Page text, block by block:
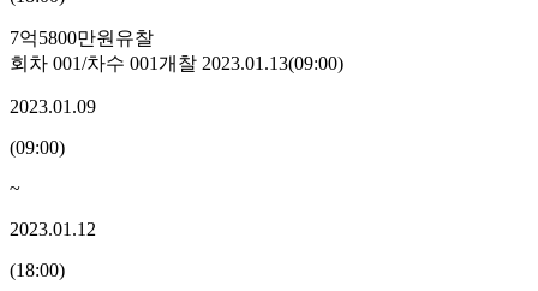
7억5800만원 유찰
회차 001/차수 001개찰 2023.01.13(09:00)
2023.01.09
(09:00)
~
2023.01.12
(18:00)